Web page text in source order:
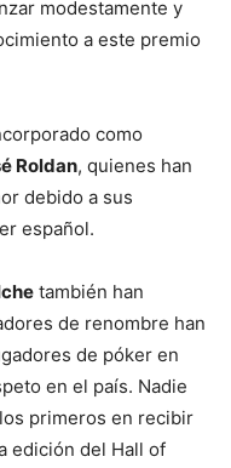
modestamente y
a este premio
como
Roldan, quienes han
debido a sus
español.
también han
de renombre han
de póker en
en el país. Nadie
primeros en recibir
edición del Hall of